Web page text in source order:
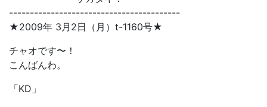
-----------------------------------------
★2009年 3月2日（月）t-1160号★
チャオです〜！
こんばんわ。
「KD」